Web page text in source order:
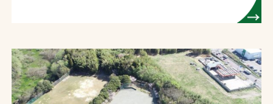
プライバシーポリシー
ソーシャルメディアポリシー